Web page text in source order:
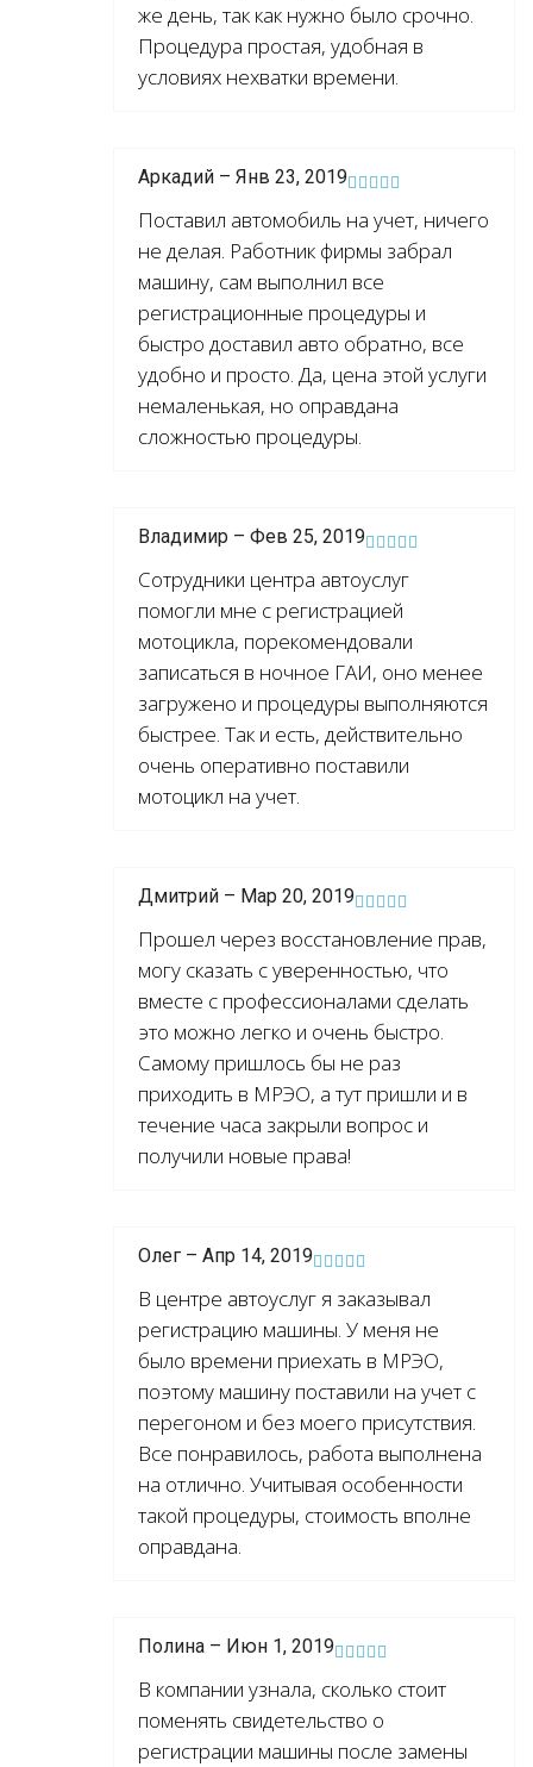
же день, так как нужно было срочно.
Процедура простая, удобная в
условиях нехватки времени.
Аркадий – Янв 23, 2019
Поставил автомобиль на учет, ничего
не делая. Работник фирмы забрал
машину, сам выполнил все
регистрационные процедуры и
быстро доставил авто обратно, все
удобно и просто. Да, цена этой услуги
немаленькая, но оправдана
сложностью процедуры.
Владимир – Фев 25, 2019
Сотрудники центра автоуслуг
помогли мне с регистрацией
мотоцикла, порекомендовали
записаться в ночное ГАИ, оно менее
загружено и процедуры выполняются
быстрее. Так и есть, действительно
очень оперативно поставили
мотоцикл на учет.
Дмитрий – Мар 20, 2019
Прошел через восстановление прав,
могу сказать с уверенностью, что
вместе с профессионалами сделать
это можно легко и очень быстро.
Самому пришлось бы не раз
приходить в МРЭО, а тут пришли и в
течение часа закрыли вопрос и
получили новые права!
Олег – Апр 14, 2019
В центре автоуслуг я заказывал
регистрацию машины. У меня не
было времени приехать в МРЭО,
поэтому машину поставили на учет с
перегоном и без моего присутствия.
Все понравилось, работа выполнена
на отлично. Учитывая особенности
такой процедуры, стоимость вполне
оправдана.
Полина – Июн 1, 2019
В компании узнала, сколько стоит
поменять свидетельство о
регистрации машины после замены